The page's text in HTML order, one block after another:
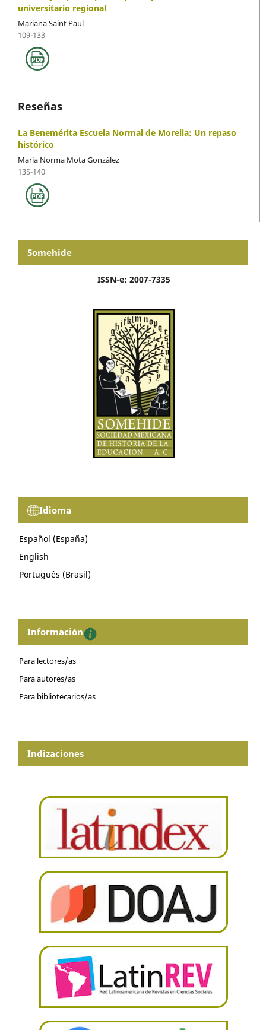
universitario regional
Mariana Saint Paul
109-133
Reseñas
La Benemérita Escuela Normal de Morelia: Un repaso
histórico
María Norma Mota González
135-140
Somehide
ISSN-e: 2007-7335
Idioma
Español (España)
English
Português (Brasil)
Información
Para lectores/as
Para autores/as
Para bibliotecarios/as
Indizaciones